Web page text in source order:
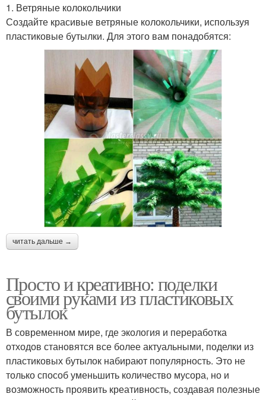
1. Ветряные колокольчики
Создайте красивые ветряные колокольчики, используя
пластиковые бутылки. Для этого вам понадобятся:
читать дальше →
Просто и креативно: поделки
своими руками из пластиковых
бутылок
В современном мире, где экология и переработка
отходов становятся все более актуальными, поделки из
пластиковых бутылок набирают популярность. Это не
только способ уменьшить количество мусора, но и
возможность проявить креативность, создавая полезные